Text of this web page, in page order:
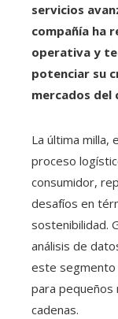
servicios
compañía ha
operativa y
potenciar su
mercados del
La última milla,
proceso
consumidor,
desafíos en
sostenibilidad.
análisis de
este segmento
para pequeños
cadenas.